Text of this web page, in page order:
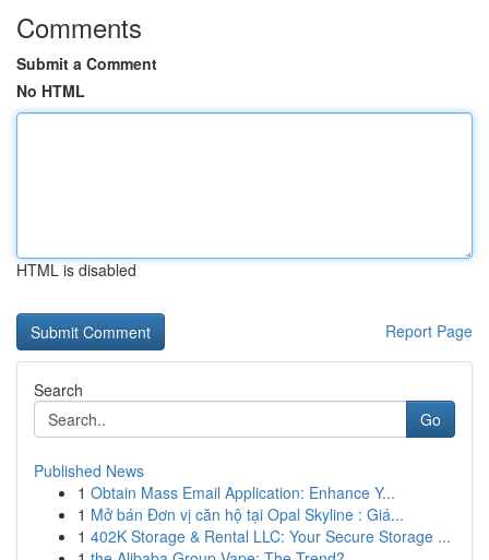
Comments
Submit a Comment
No HTML
HTML is disabled
Report Page
Search
Go
Published News
1 Obtain Mass Email Application: Enhance Y...
1 Mở bán Đơn vị căn hộ tại Opal Skyline : Giá...
1 402K Storage & Rental LLC: Your Secure Storage ...